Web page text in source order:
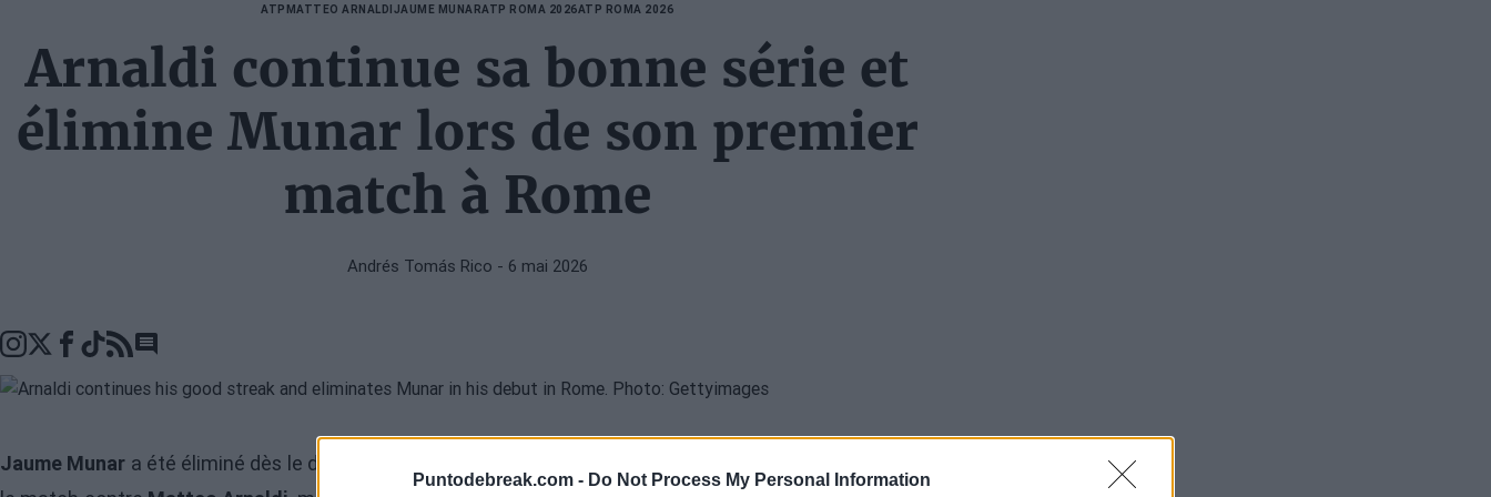
Puntodebreak.com - Do Not Process My Personal Information
ATP MATTEO ARNALDIJAUME MUNARATP ROMA 2026ATP ROMA 2026
Arnaldi continue sa bonne série et
élimine Munar lors de son premier
match à Rome
Andrés Tomás Rico - 6 mai 2026
Go to comments seciton
Jaume Munar a été éliminé dès le début du